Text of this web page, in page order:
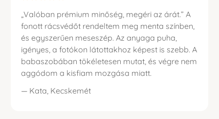
„Valóban prémium minőség, megéri az árát.” A
fonott rácsvédőt rendeltem meg menta színben,
és egyszerűen meseszép. Az anyaga puha,
igényes, a fotókon látottakhoz képest is szebb. A
babaszobában tökéletesen mutat, és végre nem
aggódom a kisfiam mozgása miatt.
— Kata, Kecskemét